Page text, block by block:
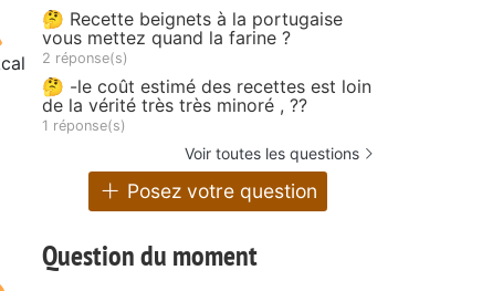
🤔 Recette beignets à la portugaise
vous mettez quand la farine ?
2 réponse(s)
🤔 -le coût estimé des recettes est loin
de la vérité très très minoré , ??
1 réponse(s)
Voir toutes les questions
Posez votre question
Question du moment